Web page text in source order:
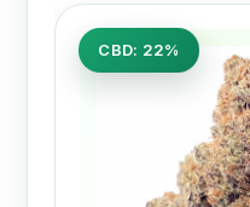
CBD: 22%